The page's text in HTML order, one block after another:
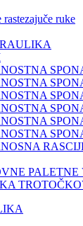
rastezajuče ruke
PALETNE